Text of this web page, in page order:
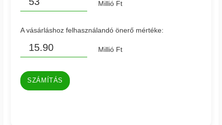
Millió Ft
A vásárláshoz felhasználandó önerő mértéke:
Millió Ft
SZÁMÍTÁS